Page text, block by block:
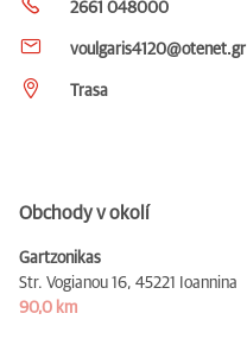
2661 048000
voulgaris4120@otenet.gr
Trasa
Obchody v okolí
Gartzonikas
Str. Vogianou 16, 45221 Ioannina
90,0 km